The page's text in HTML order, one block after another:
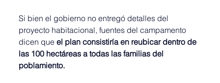
Si bien el gobierno no entregó detalles del
proyecto habitacional, fuentes del campamento
dicen que el plan consistiría en reubicar dentro de
las 100 hectáreas a todas las familias del
poblamiento.